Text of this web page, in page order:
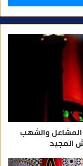
المشاعل والشهب
المجيد